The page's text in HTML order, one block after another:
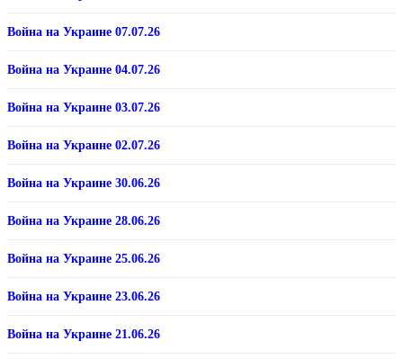
Война на Украине 07.07.26
Война на Украине 04.07.26
Война на Украине 03.07.26
Война на Украине 02.07.26
Война на Украине 30.06.26
Война на Украине 28.06.26
Война на Украине 25.06.26
Война на Украине 23.06.26
Война на Украине 21.06.26